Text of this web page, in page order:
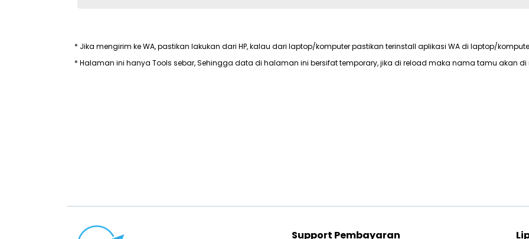
* Jika mengirim ke WA, pastikan lakukan dari HP, kalau dari laptop/komputer pastikan terinstall aplikasi WA di laptop/
* Halaman ini hanya Tools sebar, Sehingga data di halaman ini bersifat temporary, jika di reload maka nama tamu akan di
Support Pembayaran